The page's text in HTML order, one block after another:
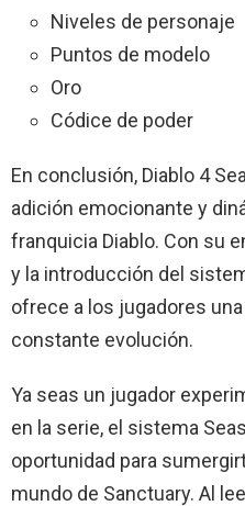
Niveles de personaje
Puntos de modelo
Oro
Códice de poder
En conclusión, Diablo 4
adición emocionante y
franquicia Diablo. Con su
y la introducción del
ofrece a los jugadores
constante evolución.
Ya seas un jugador
en la serie, el sistema
oportunidad para
mundo de Sanctuary. Al